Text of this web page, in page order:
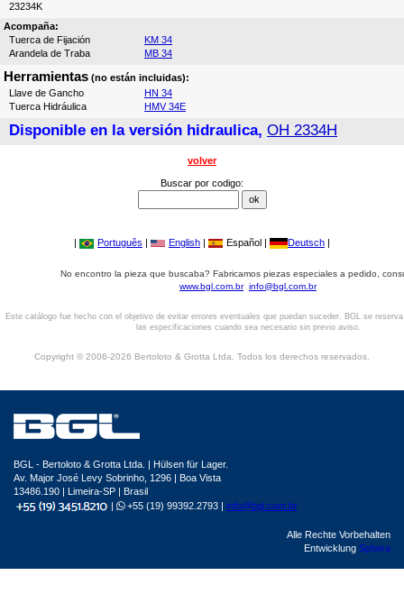
23234K
Acompaña:
Tuerca de Fijación
KM 34
Arandela de Traba
MB 34
Herramientas (no están incluidas):
Llave de Gancho
HN 34
Tuerca Hidráulica
HMV 34E
Disponible en la versión hidraulica, OH 2334H
volver
Buscar por codigo:
| Português | English | Español | Deutsch |
No encontro la pieza que buscaba? Fabricamos piezas especiales a pedido,
www.bgl.com.br info@bgl.com.br
Este catálogo fue hecho con el objetivo de evitar errores eventuales que puedan suceder. BGL se
las especificaciones cuando sea necesario sin previo aviso.
Copyright © 2006-2026 Bertoloto & Grotta Ltda. Todos los derechos reservados.
BGL - Bertoloto & Grotta Ltda. | Hülsen für Lager.
Av. Major José Levy Sobrinho, 1296 | Boa Vista
13486.190 | Limeira-SP | Brasil
|
+55 (19) 99392.2793 | info@bgl.com.br
Alle Rechte Vorbehalten
Entwicklung Sphera